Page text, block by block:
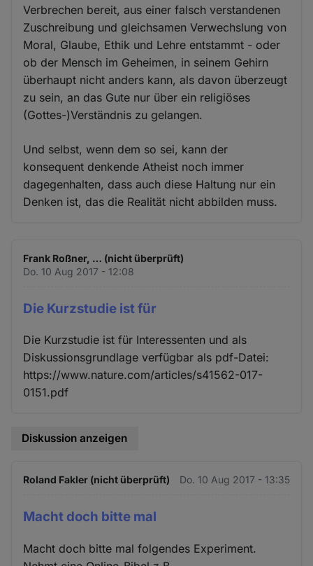
Verbrechen bereit, aus einer falsch verstandenen
Zuschreibung und gleichsamen Verwechslung von
Moral, Glaube, Ethik und Lehre entstammt - oder
ob der Mensch im Geheimen, in seinem Gehirn
überhaupt nicht anders kann, als davon überzeugt
zu sein, an das Gute nur über ein religiöses
(Gottes-)Verständnis zu gelangen.
Und selbst, wenn dem so sei, kann der
konsequent denkende Atheist noch immer
dagegenhalten, dass auch diese Haltung nur ein
Denken ist, das die Realität nicht abbilden muss.
Frank Roßner, … (nicht überprüft)
Do. 10 Aug 2017 - 12:08
Die Kurzstudie ist für
Die Kurzstudie ist für Interessenten und als
Diskussionsgrundlage verfügbar als pdf-Datei:
https://www.nature.com/articles/s41562-017-
0151.pdf
Diskussion anzeigen
Roland Fakler (nicht überprüft) Do. 10 Aug 2017 - 13:35
Macht doch bitte mal
Macht doch bitte mal folgendes Experiment.